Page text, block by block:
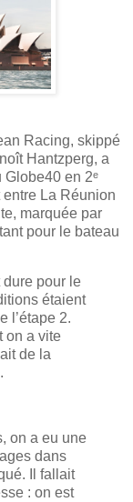
Racing, skippé
Hantzperg, a
Globe40 en 2ᵉ
entre La Réunion
marquée par
pour le bateau
pour le
étaient
l’étape 2.
on a vite
de la
on a eu une
dans
Il fallait
: on est